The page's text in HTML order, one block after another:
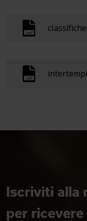
Iscriviti alla
per